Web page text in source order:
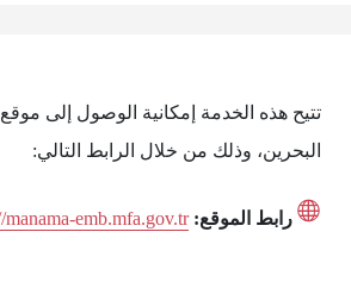
تتيح هذه الخدمة إمكانية الوصول إلى
البحرين، وذلك من خلال الرابط التالي:
رابط الموقع:manama-emb.mfa.gov.tr